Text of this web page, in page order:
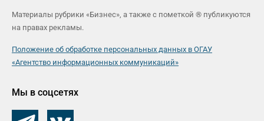
Материалы рубрики «Бизнес», а также с пометкой ® публикуются
на правах рекламы.
Положение об обработке персональных данных в ОГАУ
«Агентство информационных коммуникаций»
Мы в соцсетях